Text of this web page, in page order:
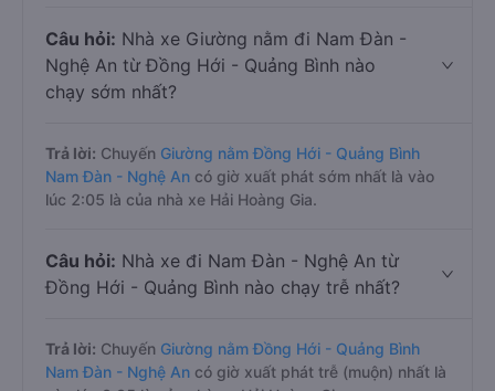
Câu hỏi: Nhà xe Giường nằm đi Nam Đàn -
Nghệ An từ Đồng Hới - Quảng Bình nào
chạy sớm nhất?
Trả lời: Chuyến Giường nằm Đồng Hới - Quảng Bình
Nam Đàn - Nghệ An có giờ xuất phát sớm nhất là vào
lúc 2:05 là của nhà xe Hải Hoàng Gia.
Câu hỏi: Nhà xe đi Nam Đàn - Nghệ An từ
Đồng Hới - Quảng Bình nào chạy trễ nhất?
Trả lời: Chuyến Giường nằm Đồng Hới - Quảng Bình
Nam Đàn - Nghệ An có giờ xuất phát trễ (muộn) nhất là